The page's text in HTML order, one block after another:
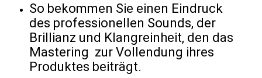
So bekommen Sie einen Eindruck
des professionellen Sounds, der
Brillianz und Klangreinheit, den das
Mastering zur Vollendung ihres
Produktes beiträgt.